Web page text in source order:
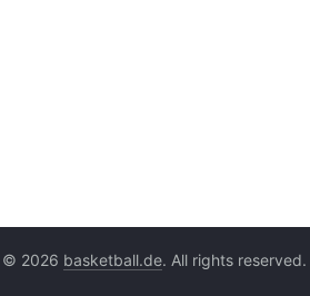
© 2026 basketball.de. All rights reserved.